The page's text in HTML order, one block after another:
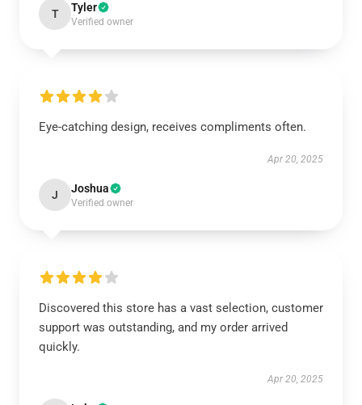
T Tyler
Verified owner
Eye-catching design, receives compliments often.
Apr 20, 2025
J Joshua
Verified owner
Discovered this store has a vast selection, customer
support was outstanding, and my order arrived
quickly.
Apr 20, 2025